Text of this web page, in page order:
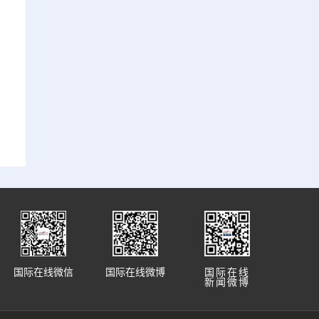
国际在线
新闻微博
国际在线微博
国际在线微信